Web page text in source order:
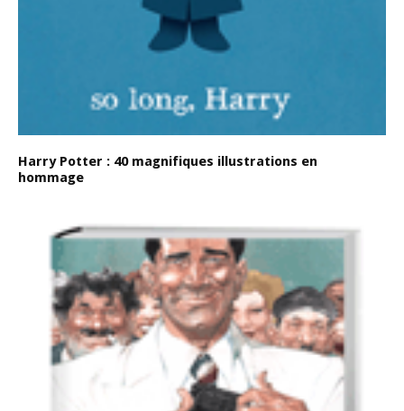
Harry Potter : 40 magnifiques illustrations en
hommage